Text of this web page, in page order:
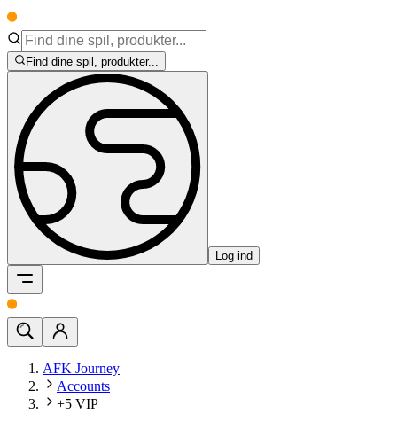
Find dine spil, produkter...
Log ind
AFK Journey
Accounts
+5 VIP